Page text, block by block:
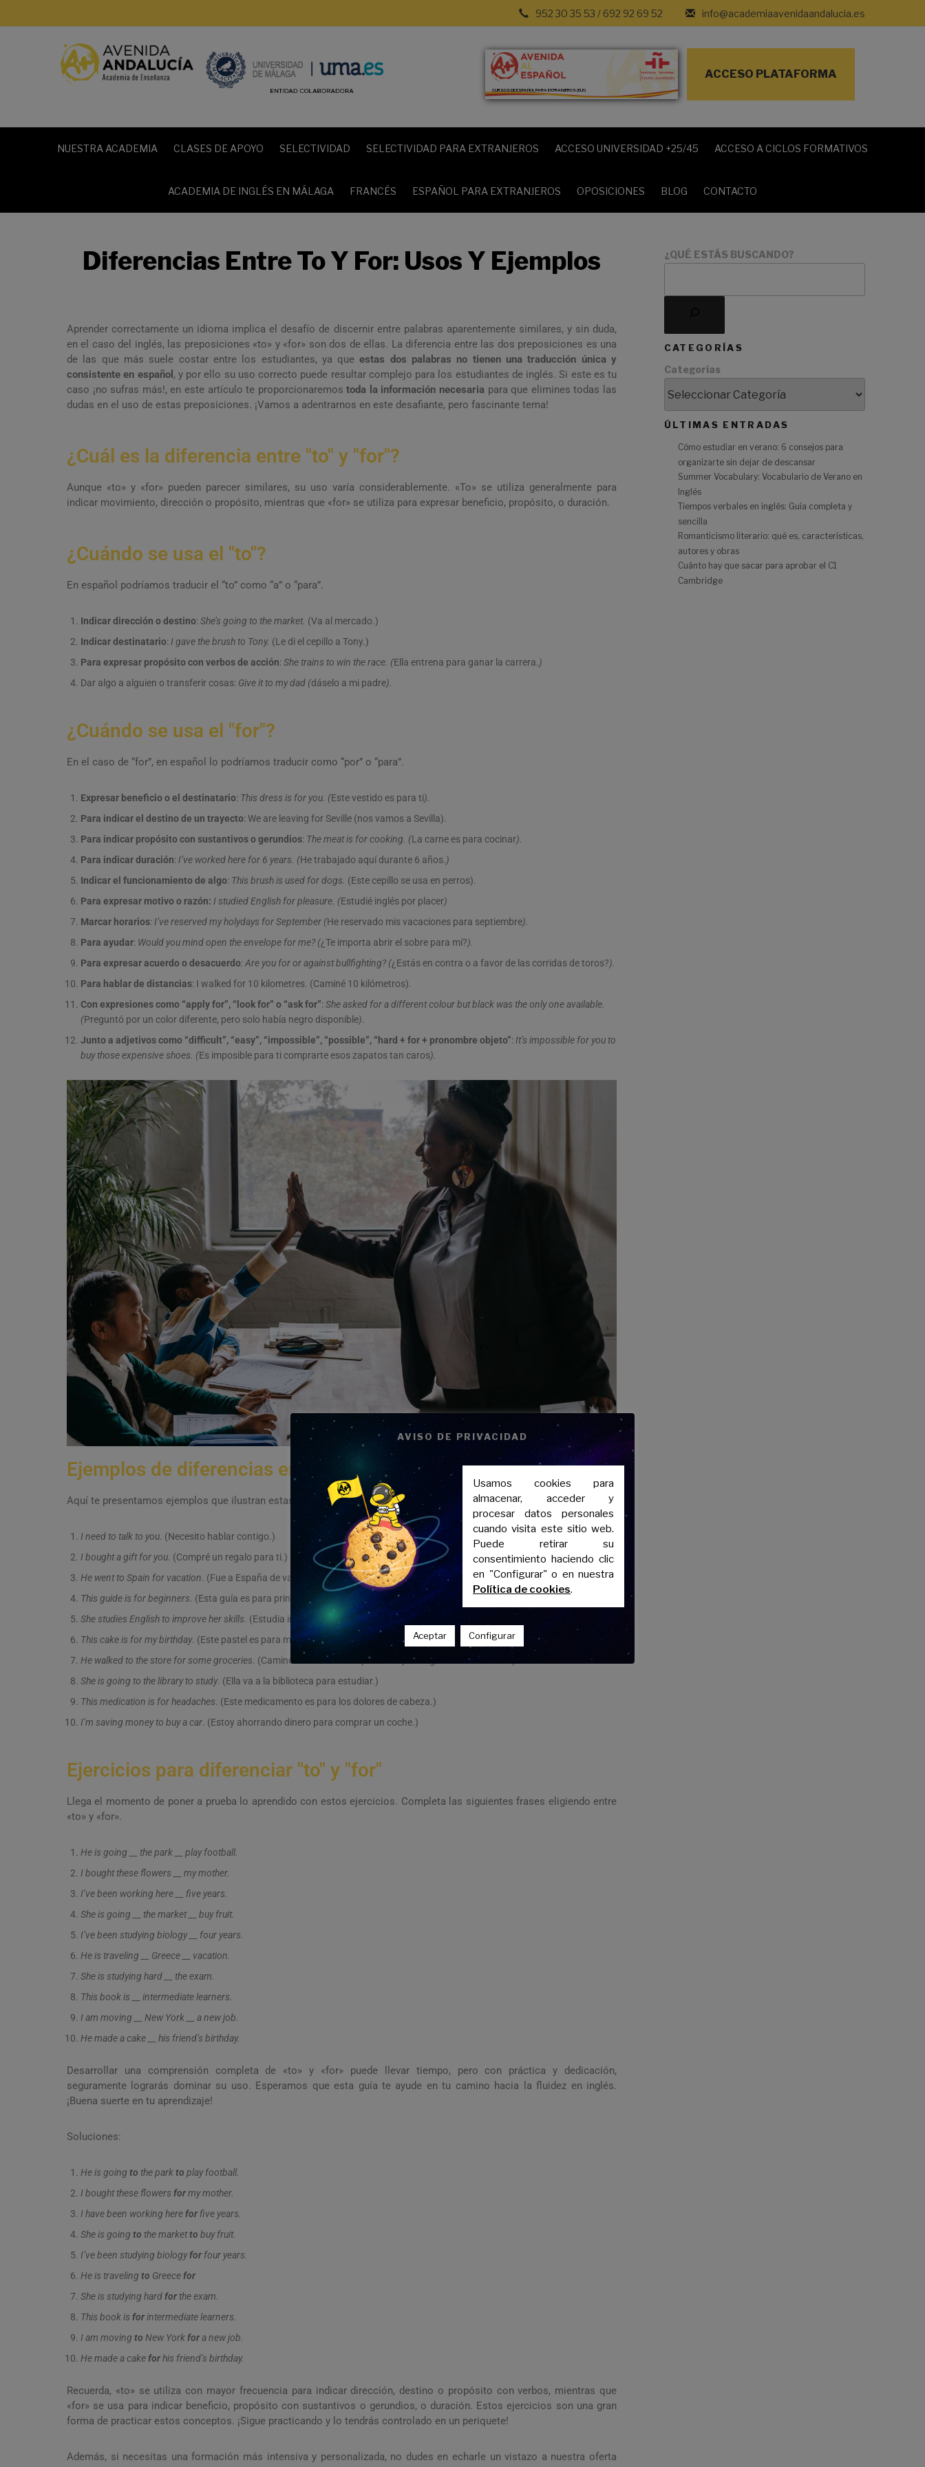
info@academiaavenidaandalucia.es
952 30 35 53 / 692 92 69 52
CURSOS DE ESPAÑOL PARA EXTRANJEROS (ELE)
ACCESO PLATAFORMA
NUESTRA ACADEMIA CLASES DE APOYO SELECTIVIDAD SELECTIVIDAD PARA EXTRANJEROS ACCESO UNIVERSIDAD +25/45 ACCESO A CICLOS FORMATIVOS
ACADEMIA DE INGLÉS EN MÁLAGA FRANCÉS ESPAÑOL PARA EXTRANJEROS OPOSICIONES BLOG CONTACTO
Diferencias Entre To Y For: Usos Y Ejemplos
Aprender correctamente un idioma implica el desafío de discernir entre palabras aparentemente similares, y sin duda,
en el caso del inglés, las preposiciones «to» y «for» son dos de ellas. La diferencia entre las dos preposiciones es una
de las que más suele costar entre los estudiantes, ya queestas dos palabras no tienen una traducción única y
consistente en español , y por ello su uso correcto puede resultar complejo para los estudiantes de inglés. Si este es tu
caso ¡no sufras más!, en este artículo te proporcionaremostoda la información necesaria para que elimines todas las
dudas en el uso de estas preposiciones. ¡Vamos a adentrarnos en este desafiante, pero fascinante tema!
¿Cuál es la diferencia entre "to" y "for"?
Aunque «to» y «for» pueden parecer similares, su uso varía considerablemente. «To» se utiliza generalmente para
indicar movimiento, dirección o propósito, mientras que «for» se utiliza para expresar beneficio, propósito, o duración.
¿Cuándo se usa el "to"?
En español podríamos traducir el “to” como “a” o “para”.
Indicar dirección o destino: She’s going to the market. (Va al mercado.)
Indicar destinatario: I gave the brush to Tony. (Le di el cepillo a Tony.)
Para expresar propósito con verbos de acción: She trains to win the race. (Ella entrena para ganar la carrera.)
Dar algo a alguien o transferir cosas: Give it to my dad (dáselo a mi padre).
¿Cuándo se usa el "for"?
En el caso de “for”, en español lo podríamos traducir como “por” o “para”.
Expresar beneficio o el destinatario: This dress is for you. (Este vestido es para ti).
Para indicar el destino de un trayecto: We are leaving for Seville (nos vamos a Sevilla).
Para indicar propósito con sustantivos o gerundios: The meat is for cooking. (La carne es para cocinar).
Para indicar duración: I’ve worked here for 6 years. (He trabajado aquí durante 6 años.)
Indicar el funcionamiento de algo: This brush is used for dogs. (Este cepillo se usa en perros).
Para expresar motivo o razón: I studied English for pleasure. (Estudié inglés por placer)
Marcar horarios: I’ve reserved my holydays for September (He reservado mis vacaciones para septiembre).
Para ayudar: Would you mind open the envelope for me?(¿Te importa abrir el sobre para mí?).
Para expresar acuerdo o desacuerdo: Are you for or against bullfighting? (¿Estás en contra o a favor de las corridas de toros?).
Para hablar de distancias: I walked for 10 kilometres. (Caminé 10 kilómetros).
Con expresiones como “apply for”, “look for” o “ask for”: She asked for a different colour but black was the only one available.
(Preguntó por un color diferente, pero solo había negro disponible).
Junto a adjetivos como “difficult”, “easy”, “impossible”, “possible”, “hard + for + pronombre objeto”: It’s impossible for you to
buy those expensive shoes. (Es imposible para ti comprarte esos zapatos tan caros).
Ejemplos de diferencias entre "to" y "for"
Aquí te presentamos ejemplos que ilustran estas diferencias:
I need to talk to you. (Necesito hablar contigo.)
I bought a gift for you. (Compré un regalo para ti.)
He went to Spain for vacation. (Fue a España de vacaciones.)
This guide is for beginners. (Esta guía es para principiantes.)
She studies English to improve her skills. (Estudia inglés para mejorar sus habilidades.)
This cake is for my birthday. (Este pastel es para mi cumpleaños.)
He walked to the store for some groceries. (Caminó hasta la tienda para comprar algunos comestibles.)
She is going to the library to study. (Ella va a la biblioteca para estudiar.)
This medication is for headaches. (Este medicamento es para los dolores de cabeza.)
I’m saving money to buy a car. (Estoy ahorrando dinero para comprar un coche.)
Ejercicios para diferenciar "to" y "for"
Llega el momento de poner a prueba lo aprendido con estos ejercicios. Completa las siguientes frases eligiendo entre
«to» y «for».
He is going __ the park __ play football.
I bought these flowers __ my mother.
I’ve been working here __ five years.
She is going __ the market __ buy fruit.
I’ve been studying biology __ four years.
He is traveling __ Greece __ vacation.
She is studying hard __ the exam.
This book is __ intermediate learners.
I am moving __ New York __ a new job.
He made a cake __ his friend’s birthday.
Desarrollar una comprensión completa de «to» y «for» puede llevar tiempo, pero con práctica y dedicación,
seguramente lograrás dominar su uso. Esperamos que esta guía te ayude en tu camino hacia la fluidez en inglés.
¡Buena suerte en tu aprendizaje!
Soluciones:
He is going to the parkto play football.
I bought these flowers formy mother.
I have been working herefor five years.
She is going to the marketto buy fruit.
I’ve been studying biologyfor four years.
He is traveling to Greecefor
She is studying hardforthe exam.
This book is forintermediate learners.
I am moving to New Yorkfora new job.
He made a cakeforhis friend’s birthday.
Recuerda, «to» se utiliza con mayor frecuencia para indicar dirección, destino o propósito con verbos, mientras que
«for» se usa para indicar beneficio, propósito con sustantivos o gerundios, o duración. Estos ejercicios son una gran
forma de practicar estos conceptos. ¡Sigue practicando y lo tendrás controlado en un periquete!
Además, si necesitas una formación más intensiva y personalizada, no dudes en echarle un vistazo a nuestra oferta
¿QUÉ ESTÁS BUSCANDO?
CATEGORÍAS
Categorías
ÚLTIMAS ENTRADAS
Cómo estudiar en verano: 6 consejos para
organizarte sin dejar de descansar
Summer Vocabulary: Vocabulario de Verano en
Inglés
Tiempos verbales en inglés: Guía completa y
sencilla
Romanticismo literario: qué es, características,
autores y obras
Cuánto hay que sacar para aprobar el C1
Cambridge
AVISO DE PRIVACIDAD
Usamos cookies para
almacenar, acceder y
procesar datos personales
cuando visita este sitio web.
Puede retirar su
consentimiento haciendo clic
en "Configurar" o en nuestra
Política de cookies.
Aceptar Configurar